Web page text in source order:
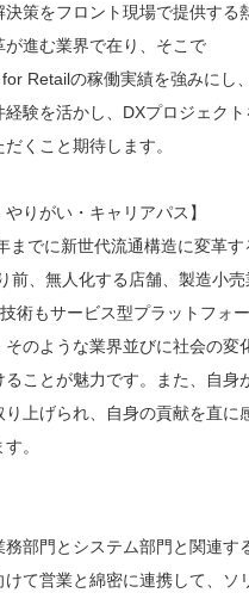
策をフロント現場で提供する
が進む業界で在り、そこで
Retailの稼働実績を強みにし
経験を活かし、DXプロジェク
くこと期待します。
やりがい・キャリアパス】
までに新世代流通構造に変革
前、無人化する店舗、製造小
術もサービス型プラットフォ
のような業界並びに社会の変
ことが魅力です。また、自身
上げられ、自身の貢献を直に
。
部門とシステム部門と関連す
て営業と綿密に連携して、ソ